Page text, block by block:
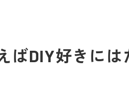
ばDIY好きには